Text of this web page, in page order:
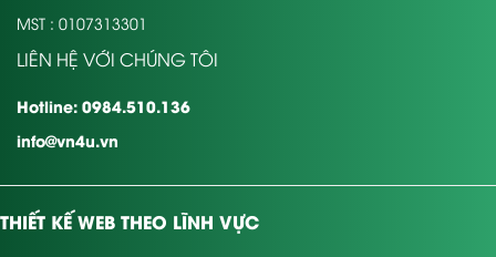
MST : 0107313301
LIÊN HỆ VỚI CHÚNG TÔI
Hotline: 0984.510.136
info@vn4u.vn
THIẾT KẾ WEB THEO LĨNH VỰC